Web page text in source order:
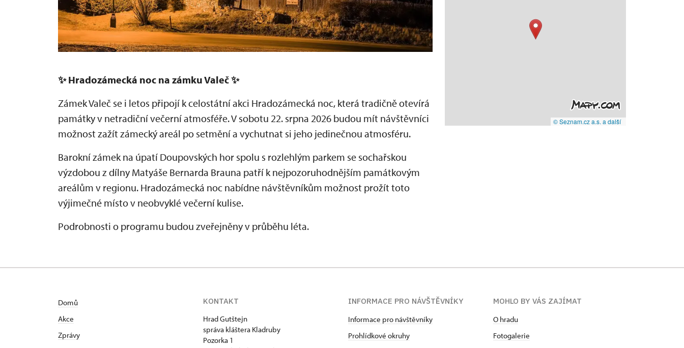
✨Hradozámecká noc na zámku Valeč✨
Zámek Valeč se i letos připojí k celostátní akci Hradozámecká noc, která tradičně otevírá
památky v netradiční večerní atmosféře. V sobotu 22. srpna 2026 budou mít návštěvníci
možnost zažít zámecký areál po setmění a vychutnat si jeho jedinečnou atmosféru.
Barokní zámek na úpatí Doupovských hor spolu s rozlehlým parkem se sochařskou
výzdobou z dílny Matyáše Bernarda Brauna patří k nejpozoruhodnějším památkovým
areálům v regionu. Hradozámecká noc nabídne návštěvníkům možnost prožít toto
výjimečné místo v neobvyklé večerní kulise.
Podrobnosti o programu budou zveřejněny v průběhu léta.
© Seznam.cz a.s. a další
Domů
Akce
Zprávy
KONTAKT
Hrad Gutštejn
správa kláštera Kladruby
Pozorka 1
INFORMACE PRO NÁVŠTĚVNÍKY
Informace pro návštěvníky
Prohlídkové okruhy
MOHLO BY VÁS ZAJÍMAT
O hradu
Fotogalerie